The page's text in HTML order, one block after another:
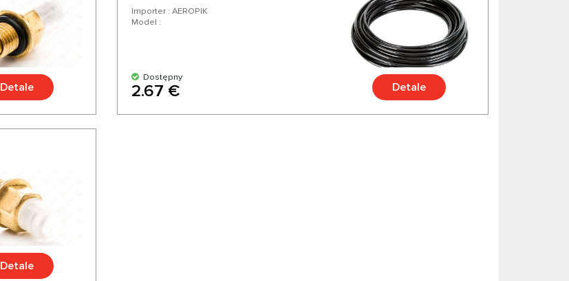
Detale
Importer : AEROPIK
Model :
Dostępny
2.67 € Detale
Detale